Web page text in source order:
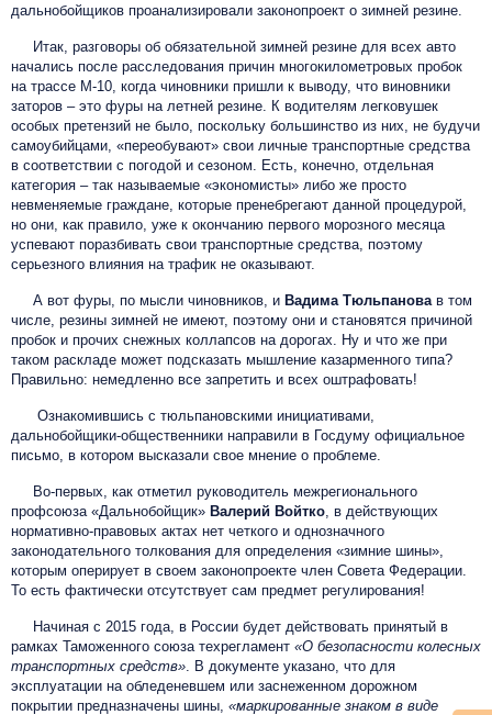
дальнобойщиков проанализировали законопроект о зимней резине.
Итак, разговоры об обязательной зимней резине для всех авто
начались после расследования причин многокилометровых пробок
на трассе М-10, когда чиновники пришли к выводу, что виновники
заторов – это фуры на летней резине. К водителям легковушек
особых претензий не было, поскольку большинство из них, не будучи
самоубийцами, «переобувают» свои личные транспортные средства
в соответствии с погодой и сезоном. Есть, конечно, отдельная
категория – так называемые «экономисты» либо же просто
невменяемые граждане, которые пренебрегают данной процедурой,
но они, как правило, уже к окончанию первого морозного месяца
успевают поразбивать свои транспортные средства, поэтому
серьезного влияния на трафик не оказывают.
А вот фуры, по мысли чиновников, и Вадима Тюльпанова в том
числе, резины зимней не имеют, поэтому они и становятся причиной
пробок и прочих снежных коллапсов на дорогах. Ну и что же при
таком раскладе может подсказать мышление казарменного типа?
Правильно: немедленно все запретить и всех оштрафовать!
Ознакомившись с тюльпановскими инициативами,
дальнобойщики-общественники направили в Госдуму официальное
письмо, в котором высказали свое мнение о проблеме.
Во-первых, как отметил руководитель межрегионального
профсоюза «Дальнобойщик» Валерий Войтко , в действующих
нормативно-правовых актах нет четкого и однозначного
законодательного толкования для определения «зимние шины»,
которым оперирует в своем законопроекте член Совета Федерации.
То есть фактически отсутствует сам предмет регулирования!
Начиная с 2015 года, в России будет действовать принятый в
рамках Таможенного союза техрегламент «О безопасности колесных
транспортных средств» . В документе указано, что для
эксплуатации на обледеневшем или заснеженном дорожном
покрытии предназначены шины, «маркированные знаком в виде